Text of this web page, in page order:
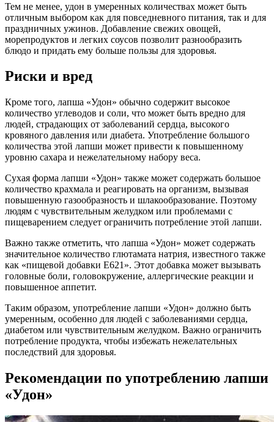
Тем не менее, удон в умеренных количествах может быть
отличным выбором как для повседневного питания, так и для
праздничных ужинов. Добавление свежих овощей,
морепродуктов и легких соусов позволит разнообразить
блюдо и придать ему больше пользы для здоровья.
Риски и вред
Кроме того, лапша «Удон» обычно содержит высокое
количество углеводов и соли, что может быть вредно для
людей, страдающих от заболеваний сердца, высокого
кровяного давления или диабета. Употребление большого
количества этой лапши может привести к повышенному
уровню сахара и нежелательному набору веса.
Сухая форма лапши «Удон» также может содержать большое
количество крахмала и реагировать на организм, вызывая
повышенную газообразность и шлакообразование. Поэтому
людям с чувствительным желудком или проблемами с
пищеварением следует ограничить потребление этой лапши.
Важно также отметить, что лапша «Удон» может содержать
значительное количество глютамата натрия, известного также
как «пищевой добавки E621». Этот добавка может вызывать
головные боли, головокружение, аллергические реакции и
повышенное аппетит.
Таким образом, употребление лапши «Удон» должно быть
умеренным, особенно для людей с заболеваниями сердца,
диабетом или чувствительным желудком. Важно ограничить
потребление продукта, чтобы избежать нежелательных
последствий для здоровья.
Рекомендации по употреблению лапши
«Удон»